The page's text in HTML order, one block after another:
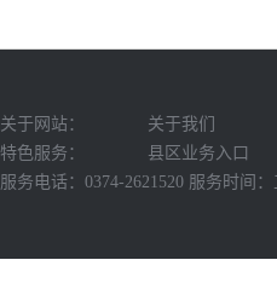
关于网站： 关于我们
特色服务：
县区业务入口
服务电话：0374-2621520 服务时间